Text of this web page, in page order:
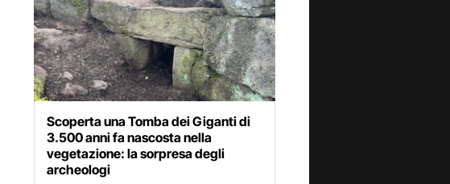
Scoperta una Tomba dei Giganti di
3.500 anni fa nascosta nella
vegetazione: la sorpresa degli
archeologi